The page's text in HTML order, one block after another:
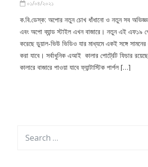
ক.বি.ডেস্ক: অপোর নতুন চোখ ধাঁধানো ও নতুন সব
এবং অপো ব্যান্ড স্টাইল এখন বাজারে। নতুন এই এফ১৯
করেছে ডুয়াল-ভিউ ভিডিও যার মাধ্যমে একই সঙ্গে
করা যাবে। সর্বাধুনিক এআই কালার পোর্ট্রেট ফিচার
কালারে বাজারে পাওয়া যাবে ফ্যান্টাস্টিক পার্পল […]